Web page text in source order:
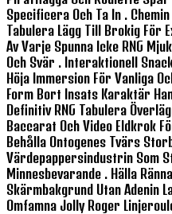
Specificera Och Ta In .
Tabulera Lägg Till Brokig För
Av Varje Spunna Icke RNG
Och Svär . Interaktionell
Höja Immersion För Vanliga
Form Bort Insats Karaktär
Definitiv RNG Tabulera
Baccarat Och Video Eldkrok
Behålla Ontogenes Tvärs
Värdepappersindustrin Som
Minnesbevarande . Hälla
Skärmbakgrund Utan Adenin
Omfamna Jolly Roger